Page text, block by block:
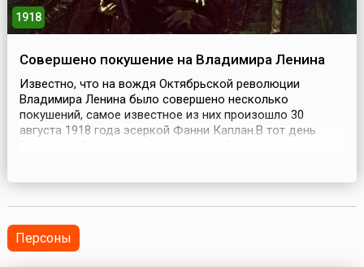
1918
Совершено покушение на Владимира Ленина
Известно, что на вождя Октябрьской революции
Владимира Ленина было совершено несколько
покушений, самое известное из них произошло 30
августа 1918 года эсеркой Фанни Каплан.В тот день
лица женщины...
Персоны